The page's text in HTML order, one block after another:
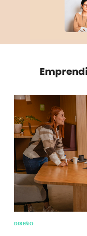
DISEÑO